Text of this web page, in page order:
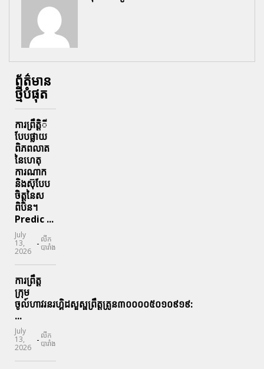
ព័ត៌មាន
ថ្មីបំផុត
ការព្រឹតិ្តី
បែបផ្លាយ
ពិភពលាត
នៃហេតុ
ការណាក
និងស៊ុបែប
ចិត្តនៃស
ពិបិន។
Predic ...
July
13,
2026
- លីក
បារាំង
ការព្រឹត្ត
ក្រុម
ចូល៍ហាវរនរហ្គិដសួស្ផព្រឹត្តត្រូន៣០០០០៥០១០៩១៩:
...
July
13,
2026
- លីក
បារាំង